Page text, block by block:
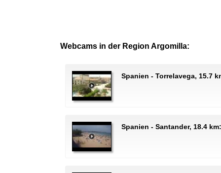
Webcams in der Region Argomilla:
Spanien - Torrelavega, 15.7
Spanien - Santander, 18.4